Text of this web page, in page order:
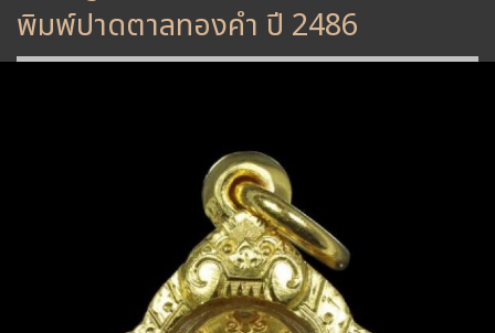
พิมพ์ปาดตาลทองคำ ปี 2486